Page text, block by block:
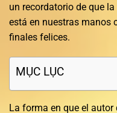
un recordatorio de que
está en nuestras manos
finales felices.
MỤC LỤC
La forma en que el